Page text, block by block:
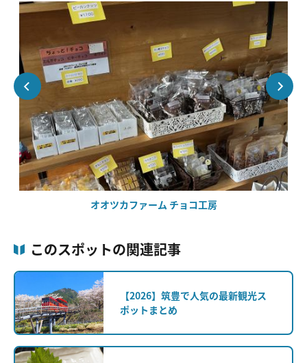
オオツカファーム チョコ工房
このスポットの関連記事
【2026】筑豊で人気の最新観光ス
ポットまとめ